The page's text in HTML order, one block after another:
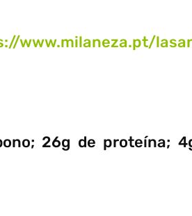
www.milaneza.pt/
26g de proteína;